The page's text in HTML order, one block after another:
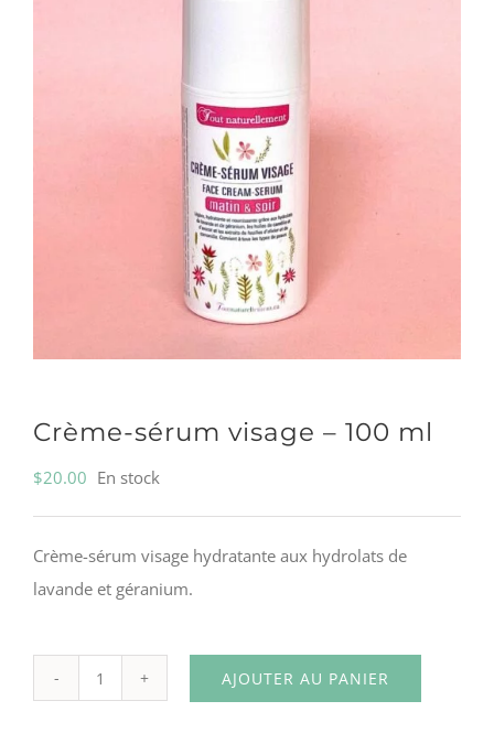
Crème-sérum visage – 100 ml
$20.00 En stock
Crème-sérum visage hydratante aux hydrolats de
lavande et géranium.
AJOUTER AU PANIER